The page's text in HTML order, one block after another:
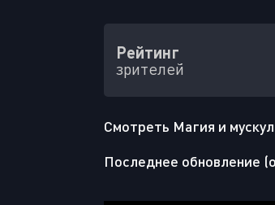
Рейтинг
зрителей
Смотреть Магия и
Последнее обновление